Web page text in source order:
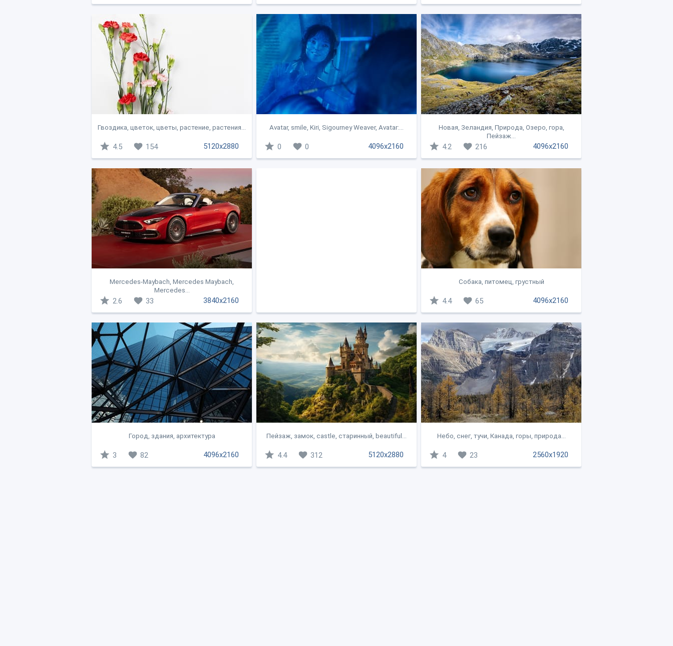
Гвоздика, цветок, цветы, растение, растения...
5120x2880
4.5 154
Avatar, smile, Kiri, Sigourney Weaver, Avatar:...
4096x2160
0 0
Новая, Зеландия, Природа, Озеро, гора,
Пейзаж...
4096x2160
4.2 216
Mercedes-Maybach, Mercedes Maybach,
Mercedes...
3840x2160
2.6 33
Собака, питомец, грустный
4096x2160
4.4 65
Город, здания, архитектура
4096x2160
3 82
Пейзаж, замок, castle, старинный, beautiful...
5120x2880
4.4 312
Небо, снег, тучи, Канада, горы, природа...
2560x1920
4 23